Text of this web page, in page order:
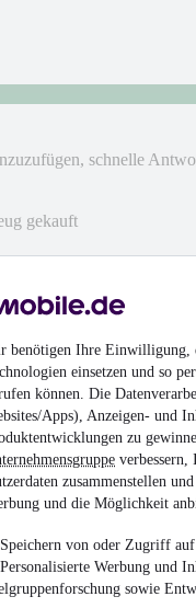
benötigen Ihre Einwilligung,
einsetzen und so
können. Die
Apps), Anzeigen- und
zu
verbessern,
zusammenstellen
und die Möglichkeit
Speichern von oder Zugriff
Personalisierte Werbung und
sowie
schnelle
gekauft
dealer and received
we were looking for.